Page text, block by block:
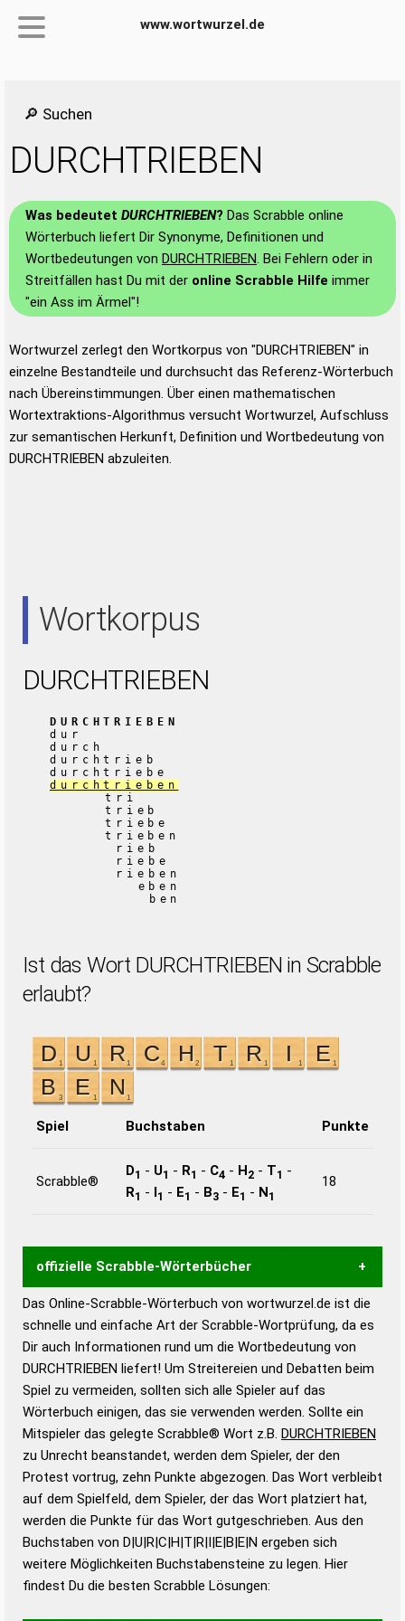
www.wortwurzel.de
🔎 Suchen
DURCHTRIEBEN
Was bedeutet DURCHTRIEBEN? Das Scrabble online
Wörterbuch liefert Dir Synonyme, Definitionen und
Wortbedeutungen von DURCHTRIEBEN. Bei Fehlern oder in
Streitfällen hast Du mit der online Scrabble Hilfe immer
"ein Ass im Ärmel"!
Wortwurzel zerlegt den Wortkorpus von "DURCHTRIEBEN" in
einzelne Bestandteile und durchsucht das Referenz-Wörterbuch
nach Übereinstimmungen. Über einen mathematischen
Wortextraktions-Algorithmus versucht Wortwurzel, Aufschluss
zur semantischen Herkunft, Definition und Wortbedeutung von
DURCHTRIEBEN abzuleiten.
Wortkorpus
DURCHTRIEBEN
DURCHTRIEBEN
dur
durch
durchtrieb
durchtriebe
durchtrieben
tri
trieb
triebe
trieben
rieb
riebe
rieben
eben
ben
Ist das Wort DURCHTRIEBEN in Scrabble
erlaubt?
Spiel Buchstaben Punkte
Scrabble®
D1 - U1 - R1 - C4 - H2 - T1 -
R1 - I1 - E1 - B3 - E1 - N1
18
offizielle Scrabble-Wörterbücher
Wortwurzel liefert mit Hilfe eines semantischen
Wortanalyse-Algorithmus gute Anhaltspunkte zu
Wortbedeutung, Worttrennung und Wortform, um die
Gültigkeit eines Wortes für das Scrabble-Spiel zu
bestimmen! zugelassene Turnier Scrabble-
Wörterbücher sind:
Duden – Standardwerk in 12 Bänden
Duden – Richtiges und gutes
Deutsch
Duden – Die deutsche Grammatik
Duden – Deutsches
Universalwörterbuch
Das Online-Scrabble-Wörterbuch von wortwurzel.de ist die
schnelle und einfache Art der Scrabble-Wortprüfung, da es
Dir auch Informationen rund um die Wortbedeutung von
DURCHTRIEBEN liefert! Um Streitereien und Debatten beim
Spiel zu vermeiden, sollten sich alle Spieler auf das
Wörterbuch einigen, das sie verwenden werden. Sollte ein
Mitspieler das gelegte Scrabble® Wort z.B. DURCHTRIEBEN
zu Unrecht beanstandet, werden dem Spieler, der den
Protest vortrug, zehn Punkte abgezogen. Das Wort verbleibt
auf dem Spielfeld, dem Spieler, der das Wort platziert hat,
werden die Punkte für das Wort gutgeschrieben. Aus den
Buchstaben von D|U|R|C|H|T|R|I|E|B|E|N ergeben sich
weitere Möglichkeiten Buchstabensteine zu legen. Hier
findest Du die besten Scrabble Lösungen: